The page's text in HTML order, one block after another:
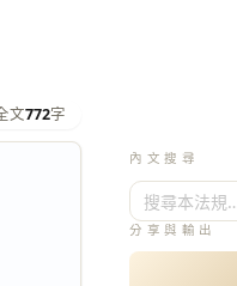
文772字
內文搜尋
搜尋本法規
分享與輸出